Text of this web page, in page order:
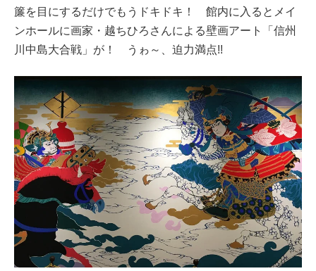
簾を目にするだけでもうドキドキ！ 館内に入るとメイ
ンホールに画家・越ちひろさんによる壁画アート「信州
川中島大合戦」が！ うゎ～、迫力満点!!